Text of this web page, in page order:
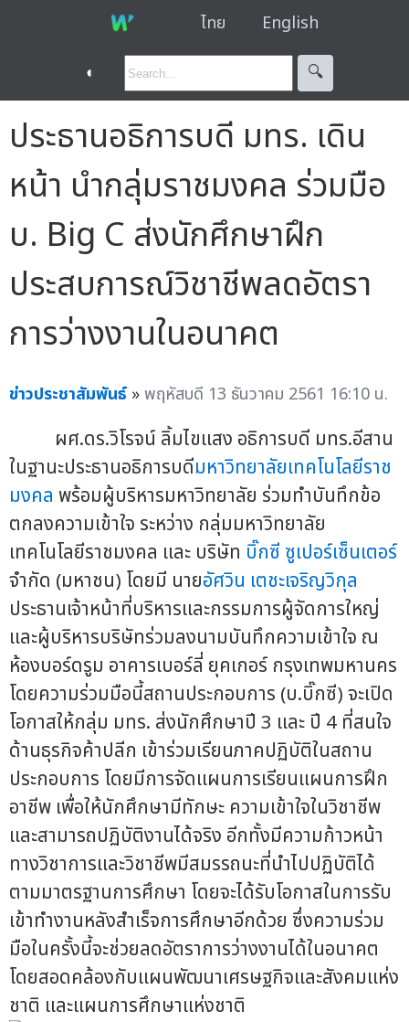
ไทย English
◐ 🔍︎
ประธานอธิการบดี มทร. เดิน
หน้า นำกลุ่มราชมงคล ร่วมมือ
บ. Big C ส่งนักศึกษาฝึก
ประสบการณ์วิชาชีพลดอัตรา
การว่างงานในอนาคต
ข่าวประชาสัมพันธ์ »พฤหัสบดี 13 ธันวาคม 2561 16:10 น.
ผศ.ดร.วิโรจน์ ลิ้มไขแสง อธิการบดี มทร.อีสาน
ในฐานะประธานอธิการบดีมหาวิทยาลัยเทคโนโลยีราช
มงคล พร้อมผู้บริหารมหาวิทยาลัย ร่วมทำบันทึกข้อ
ตกลงความเข้าใจ ระหว่าง กลุ่มมหาวิทยาลัย
เทคโนโลยีราชมงคล และ บริษัท บิ๊กซี ซูเปอร์เซ็นเตอร์
จำกัด (มหาชน) โดยมี นายอัศวิน เตชะเจริญวิกุล
ประธานเจ้าหน้าที่บริหารและกรรมการผู้จัดการใหญ่
และผู้บริหารบริษัทร่วมลงนามบันทึกความเข้าใจ ณ
ห้องบอร์ดรูม อาคารเบอร์ลี่ ยุคเกอร์ กรุงเทพมหานคร
โดยความร่วมมือนี้สถานประกอบการ (บ.บิ๊กซี) จะเปิด
โอกาสให้กลุ่ม มทร. ส่งนักศึกษาปี 3 และ ปี 4 ที่สนใจ
ด้านธุรกิจค้าปลีก เข้าร่วมเรียนภาคปฏิบัติในสถาน
ประกอบการ โดยมีการจัดแผนการเรียนแผนการฝึก
อาชีพ เพื่อให้นักศึกษามีทักษะ ความเข้าใจในวิชาชีพ
และสามารถปฏิบัติงานได้จริง อีกทั้งมีความก้าวหน้า
ทางวิชาการและวิชาชีพมีสมรรถนะที่นำไปปฏิบัติได้
ตามมาตรฐานการศึกษา โดยจะได้รับโอกาสในการรับ
เข้าทำงานหลังสำเร็จการศึกษาอีกด้วย ซึ่งความร่วม
มือในครั้งนี้จะช่วยลดอัตราการว่างงานได้ในอนาคต
โดยสอดคล้องกับแผนพัฒนาเศรษฐกิจและสังคมแห่ง
ชาติ และแผนการศึกษาแห่งชาติ